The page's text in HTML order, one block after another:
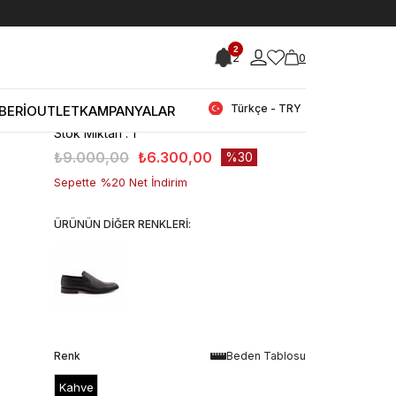
2
2 0
Türkçe - TRY
OUTLETKAMPANYALAR
< < Önceki Sayfaya Dön
Kemal Tanca Erkek Klasik Ayakkabı
9767
Stok Miktarı : 1
₺9.000,00 ₺6.300,00 30
Sepette %20 Net İndirim
ÜRÜNÜN DİĞER RENKLERİ:
Beden Tablosu
Renk
Kahve